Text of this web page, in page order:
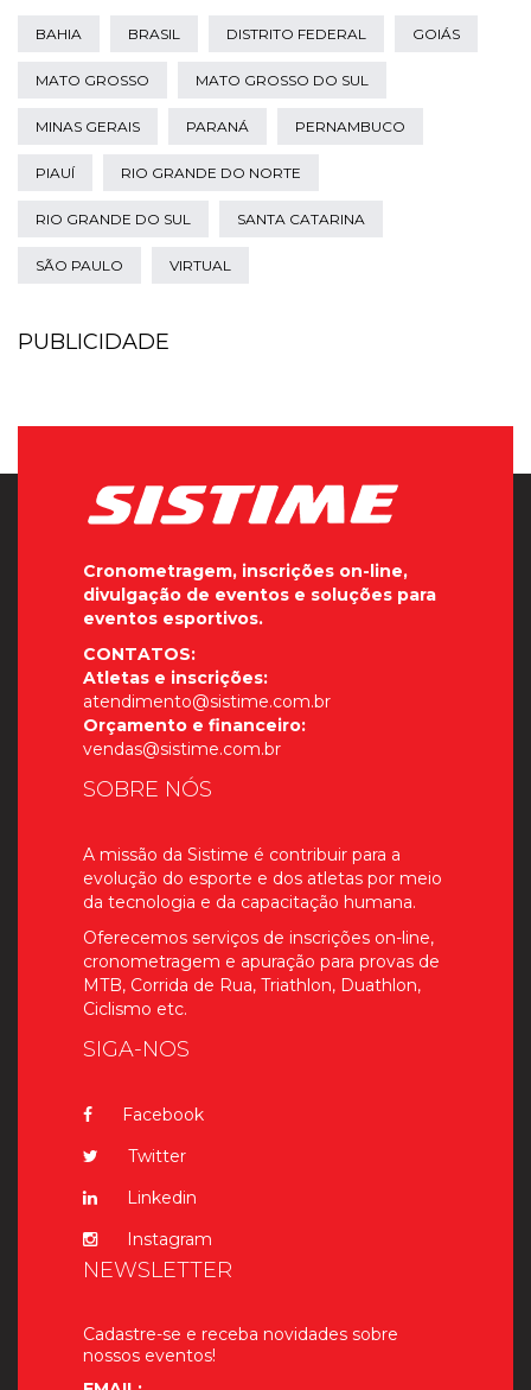
BAHIA BRASIL DISTRITO FEDERAL GOIÁS
MATO GROSSO MATO GROSSO DO SUL
MINAS GERAIS PARANÁ PERNAMBUCO
PIAUÍ RIO GRANDE DO NORTE
RIO GRANDE DO SUL SANTA CATARINA
SÃO PAULO VIRTUAL
PUBLICIDADE
Cronometragem, inscrições on-line,
divulgação de eventos e soluções para
eventos esportivos.
CONTATOS:
Atletas e inscrições:
atendimento@sistime.com.br
Orçamento e financeiro:
vendas@sistime.com.br
SOBRE NÓS
A missão da Sistime é contribuir para a
evolução do esporte e dos atletas por meio
da tecnologia e da capacitação humana.
Oferecemos serviços de inscrições on-line,
cronometragem e apuração para provas de
MTB, Corrida de Rua, Triathlon, Duathlon,
Ciclismo etc.
SIGA-NOS
Facebook
Twitter
Linkedin
Instagram
NEWSLETTER
Cadastre-se e receba novidades sobre
nossos eventos!